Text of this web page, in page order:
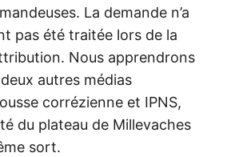
La demande n’a
pas été traitée lors de la
Nous apprendrons
autres médias
corrézienne et IPNS,
du plateau de Millevaches
sort.